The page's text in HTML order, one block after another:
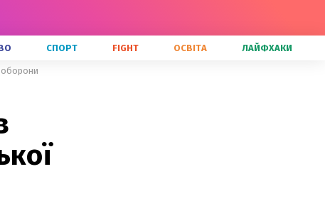
СПОРТ FIGHT ОСВІТА ЛАЙФХАКИ